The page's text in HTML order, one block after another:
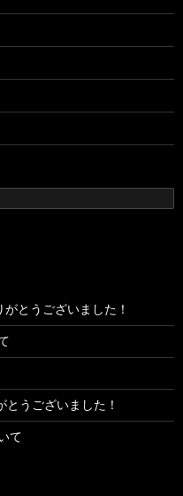
とうございました！
うございました！
て